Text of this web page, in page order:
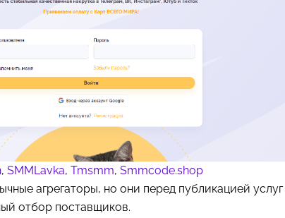
, SMMLavka, Tmsmm, Smmcode.shop
агрегаторы, но они перед публикацией услуг
отбор поставщиков.